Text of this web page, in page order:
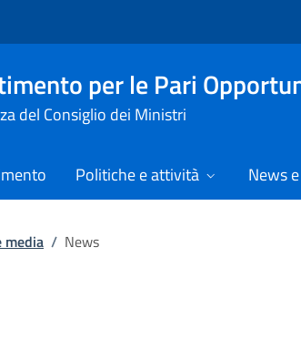
per le Pari
del Consiglio dei Ministri
Politiche e attività News
media / News